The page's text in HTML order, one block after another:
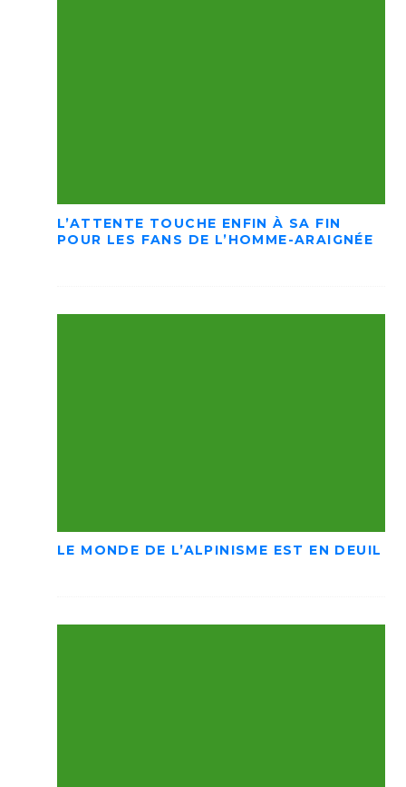
L’ATTENTE TOUCHE ENFIN À SA FIN
POUR LES FANS DE L’HOMME-ARAIGNÉE
LE MONDE DE L’ALPINISME EST EN DEUIL